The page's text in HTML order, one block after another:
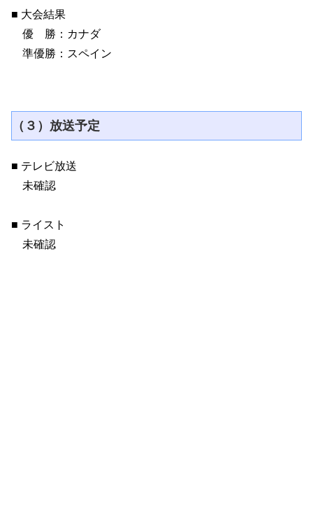
■ 大会結果
優 勝：カナダ
準優勝：スペイン
（３）放送予定
■ テレビ放送
未確認
■ ライスト
未確認